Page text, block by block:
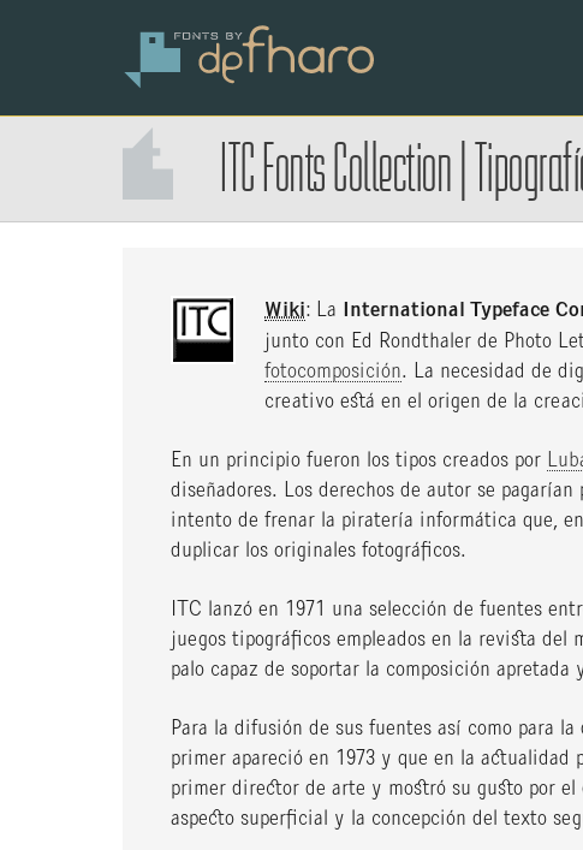
ITC Fonts Collection
Wiki: La International Typeface
junto con Ed Rondthaler de Photo
fotocomposición. La necesidad de
creativo está en el origen de la
En un principio fueron los tipos creados por
diseñadores. Los derechos de autor se
intento de frenar la piratería informática que,
duplicar los originales fotográficos.
ITC lanzó en 1971 una selección de fuentes
juegos tipográficos empleados en la revista del
palo capaz de soportar la composición
Para la difusión de sus fuentes así como para
primer apareció en 1973 y que en la
primer director de arte y mostró su gusto por el
aspecto superficial y la concepción del texto